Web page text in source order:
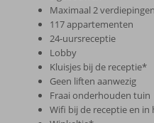
Maximaal 2 verdiepingen
117 appartementen
24-uursreceptie
Lobby
Kluisjes bij de receptie*
Geen liften aanwezig
Fraai onderhouden tuin
Wifi bij de receptie en